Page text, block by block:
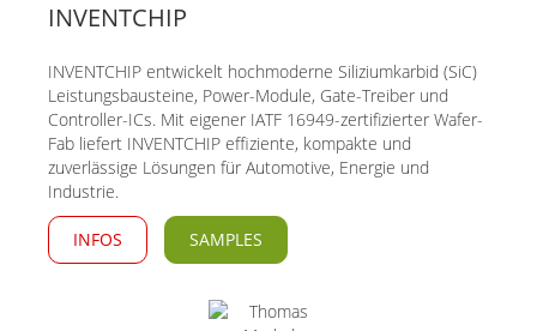
INVENTCHIP
INVENTCHIP entwickelt hochmoderne Siliziumkarbid (SiC)
Leistungsbausteine, Power-Module, Gate-Treiber und
Controller-ICs. Mit eigener IATF 16949-zertifizierter Wafer-
Fab liefert INVENTCHIP effiziente, kompakte und
zuverlässige Lösungen für Automotive, Energie und
Industrie.
INFOS SAMPLES